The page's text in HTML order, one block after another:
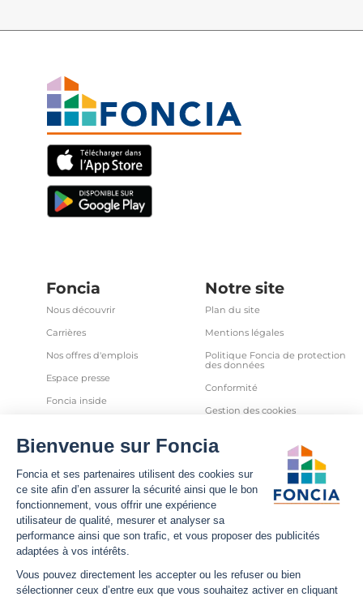
Foncia
Nous découvrir
Carrières
Nos offres d'emplois
Espace presse
Foncia inside
Partenaires
Notre site
Plan du site
Mentions légales
Politique Foncia de protection
des données
Conformité
Gestion des cookies
et autres traceurs
Sécurité informatique
Déclaration d'accessibilité
Infos utiles
Nous contacter
Trouver une agence
Estimation bien immobilier
Nous suivre
X
LinkedIn